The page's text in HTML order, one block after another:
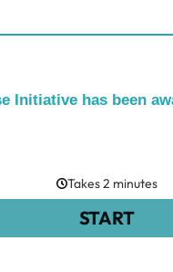
Initiative has been